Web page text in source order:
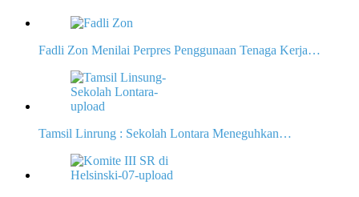
Fadli Zon Menilai Perpres Penggunaan Tenaga Kerja…
Tamsil Linrung : Sekolah Lontara Meneguhkan…